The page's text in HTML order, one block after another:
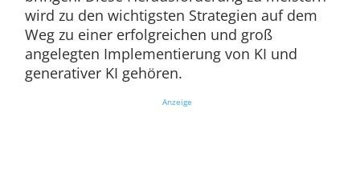
wird zu den wichtigsten Strategien auf dem
Weg zu einer erfolgreichen und groß
angelegten Implementierung von KI und
generativer KI gehören.
Anzeige